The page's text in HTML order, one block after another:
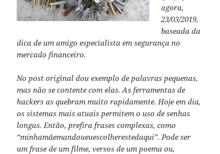
agora,
23/03/2019,
baseada da
dica de um amigo especialista em segurança no
mercado financeiro.
No post original dou exemplo de palavras pequenas,
mas não se contente com elas. As ferramentas de
hackers as quebram muito rapidamente. Hoje em dia,
os sistemas mais atuais permitem o uso de senhas
longas. Então, prefira frases complexas, como
“minhamãemandoueuescolherestedaqui”. Pode ser
um frase de um filme, versos de um poema ou,